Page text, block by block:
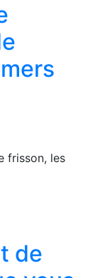
frisson, les
de